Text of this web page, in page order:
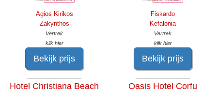
Agios Kirikos
Zakynthos
Vertrek
klik hier
Bekijk prijs
Fiskardo
Kefalonia
Vertrek
klik hier
Bekijk prijs
Hotel Christiana Beach Oasis Hotel Corfu